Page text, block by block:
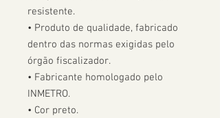
resistente.
• Produto de qualidade, fabricado
dentro das normas exigidas pelo
órgão fiscalizador.
• Fabricante homologado pelo
INMETRO.
• Cor preto.